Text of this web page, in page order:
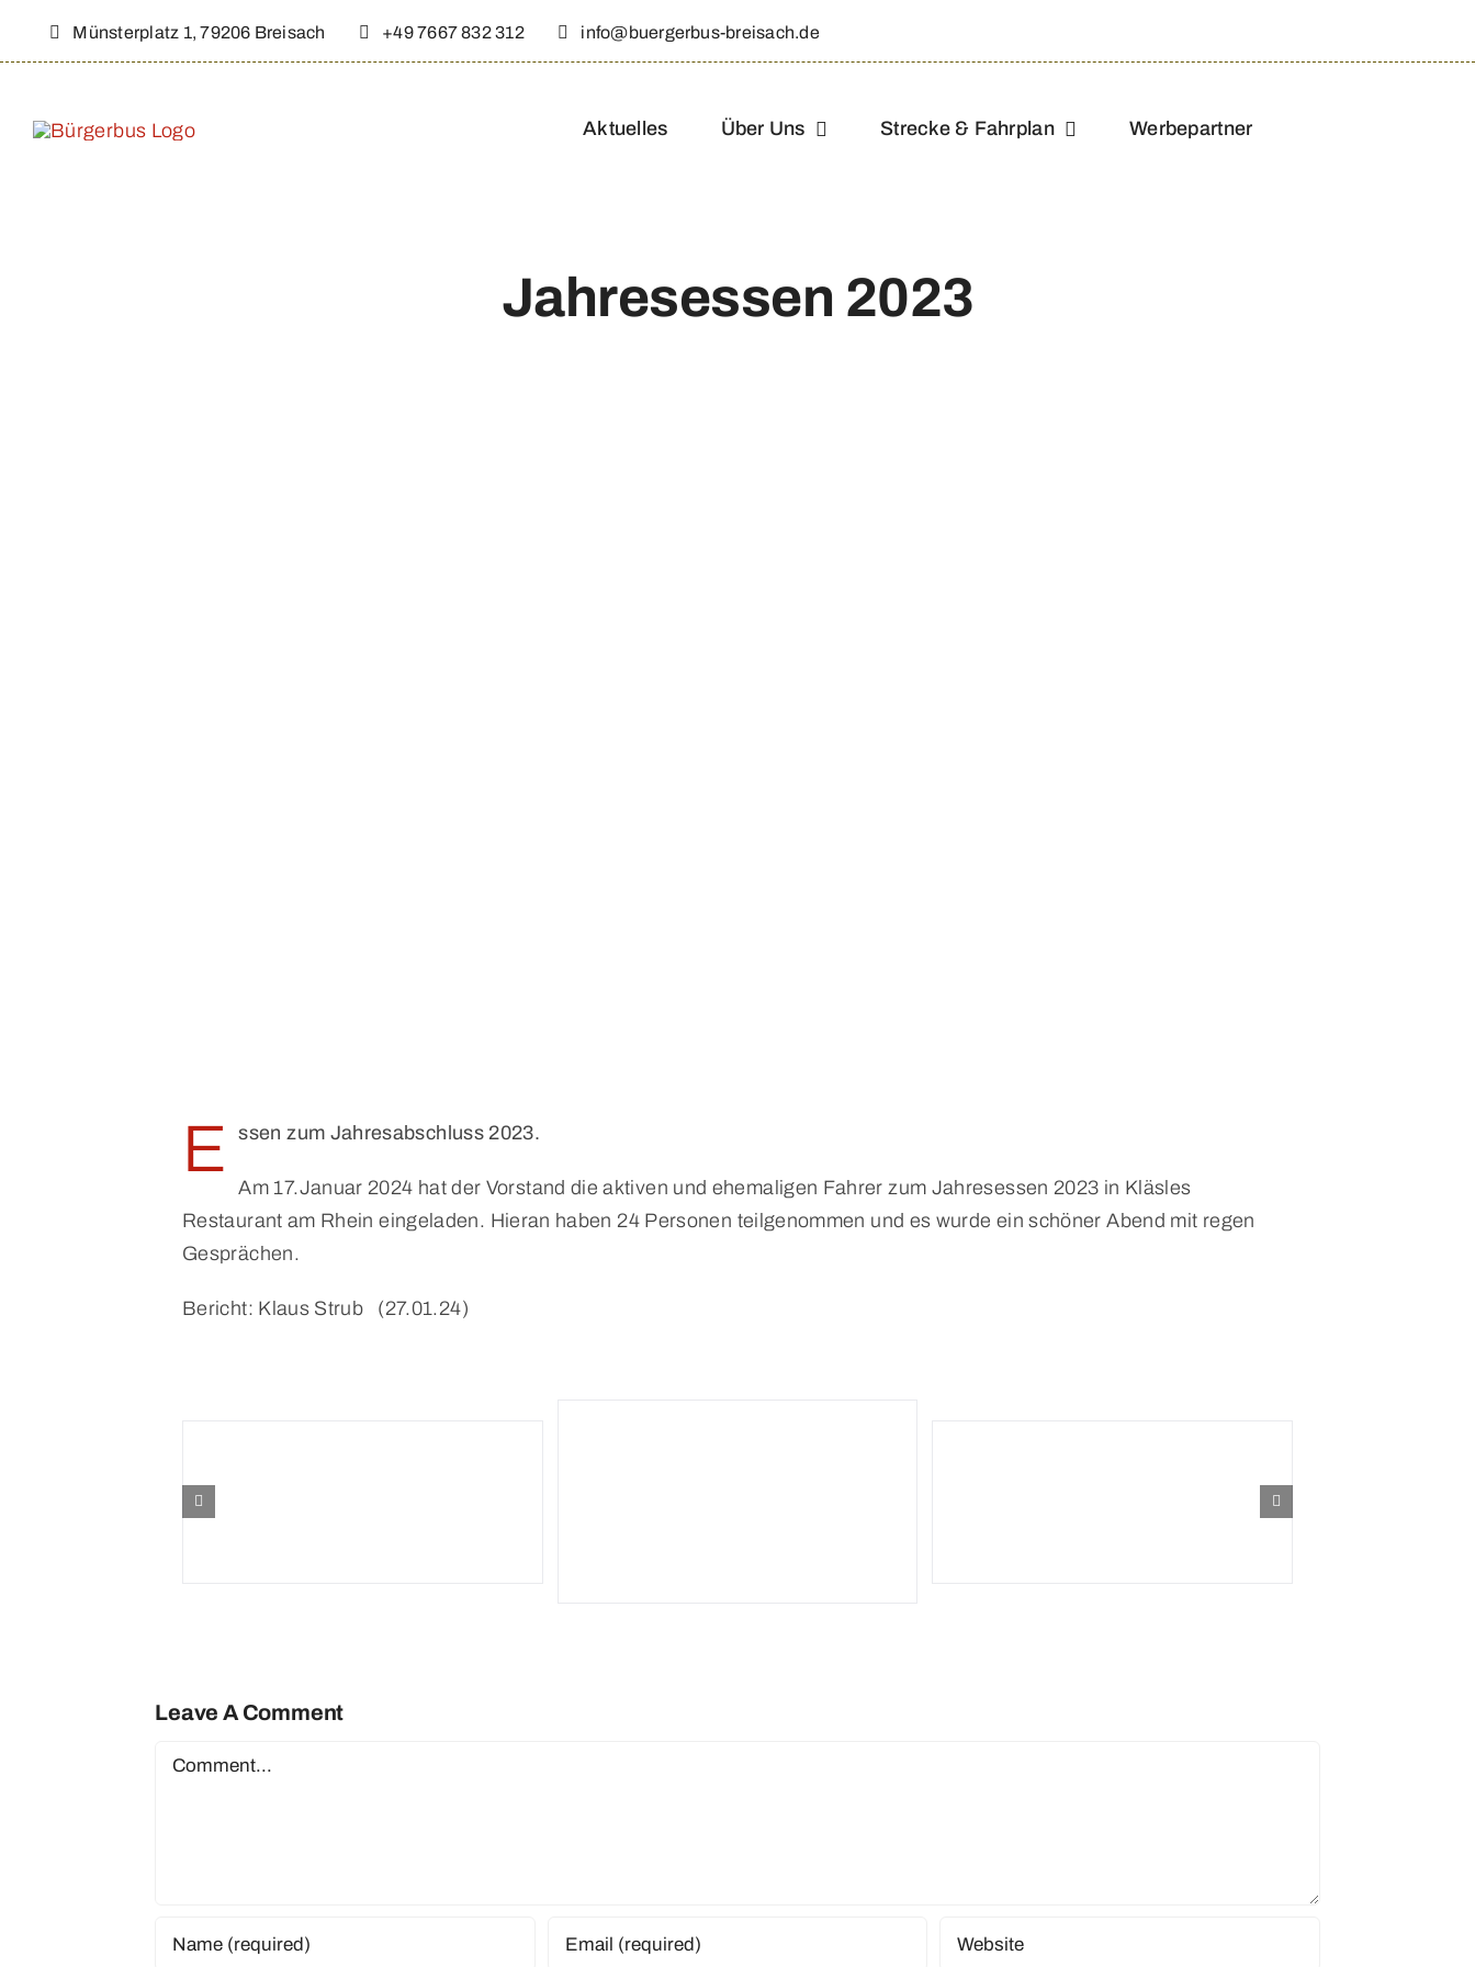
Münsterplatz 1, 79206 Breisach +49 7667 832 312 info@buergerbus-breisach.de
Aktuelles Über Uns Strecke & Fahrplan Werbepartner
Jahresessen 2023
E ssen zum Jahresabschluss 2023.
Am 17.Januar 2024 hat der Vorstand die aktiven und ehemaligen Fahrer zum Jahresessen 2023 in Kläsles
Restaurant am Rhein eingeladen. Hieran haben 24 Personen teilgenommen und es wurde ein schöner Abend mit regen
Gesprächen.
Bericht: Klaus Strub (27.01.24)
Leave A Comment
Comment